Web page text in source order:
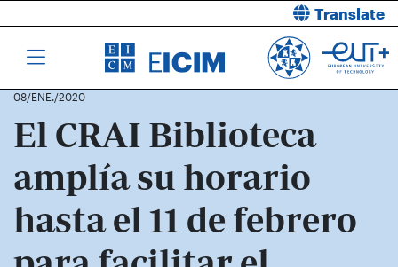
Translate
08/ENE./2020
El CRAI Biblioteca
amplía su horario
hasta el 11 de febrero